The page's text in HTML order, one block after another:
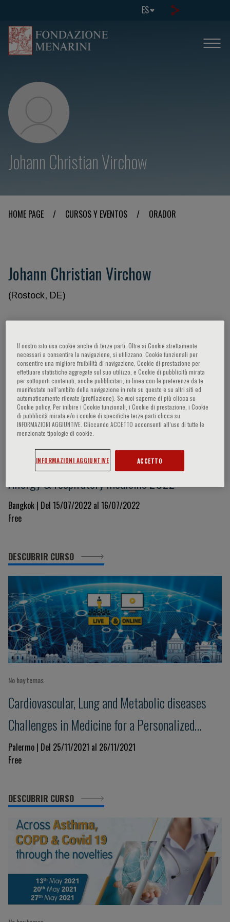
ES
Johann Christian Virchow
HOME PAGE / CURSOS Y EVENTOS / ORADOR
Johann Christian Virchow
(Rostock, DE)
No hay temas
Allergy & respiratory medicine 2022
Bangkok | Del 15/07/2022 al 16/07/2022
Free
DESCUBRIR CURSO
No hay temas
Cardiovascular, Lung and Metabolic diseases
Challenges in Medicine for a Personalized
Clinical Decision-Making. Beyond evidence
towards the future in a changing world
Palermo | Del 25/11/2021 al 26/11/2021
Free
DESCUBRIR CURSO
Il nostro sito usa cookie anche di terze parti. Oltre ai Cookie strettamente
necessari a consentire la navigazione, si utilizzano, Cookie funzionali per
consentire una migliore fruibilità di navigazione, Cookie di prestazione per
effettuare statistiche aggregate sul suo utilizzo, e Cookie di pubblicità mirata
per sottoporti contenuti, anche pubblicitari, in linea con le preferenze da te
manifestate nell‘ambito della navigazione in rete su questo e su altri siti ed
automaticamente rilevate (profilazione). Se vuoi saperne di più clicca su
Cookie policy. Per inibire i Cookie funzionali, i Cookie di prestazione, i Cookie
di pubblicità mirata e/o i cookie di specifiche terze parti clicca su
INFORMAZIONI AGGIUNTIVE. Cliccando ACCETTO acconsenti all’uso di tutte le
menzionate tipologie di cookie.
INFORMAZIONI AGGIUNTIVE ACCETTO